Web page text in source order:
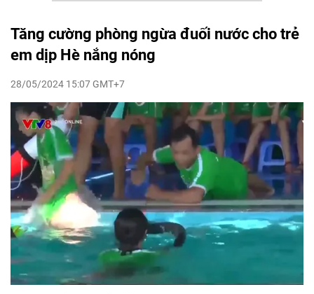
Tăng cường phòng ngừa đuối nước cho trẻ
em dịp Hè nắng nóng
28/05/2024 15:07 GMT+7